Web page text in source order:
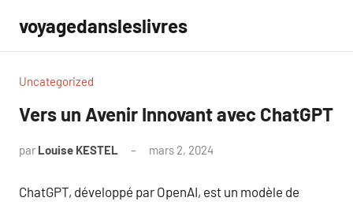
contenu
voyagedansleslivres
Uncategorized
Vers un Avenir Innovant avec ChatGPT
par Louise KESTEL mars 2, 2024
ChatGPT, développé par OpenAI, est un modèle de